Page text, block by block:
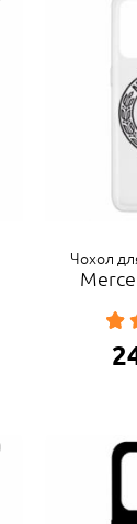
Чохол